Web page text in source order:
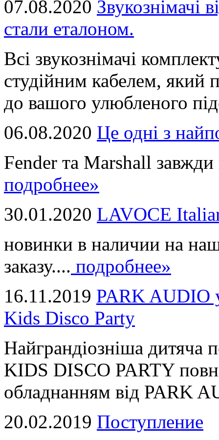
07.08.2020 Звукознімачі
стали еталоном.
Всі звукознімачі
студійним кабелем, який
до вашого улюбленого
06.08.2020 Це однi з
Fender та Marshall завжди
подробнее»
30.01.2020 LAVOCE
новинки в наличии на
заказу.... подробнее»
16.11.2019 PARK AUDIO
Kids Disco Party
Найграндіозніша дитяча
KIDS DISCO PARTY
обладнанням від PARK
20.02.2019 Поступление